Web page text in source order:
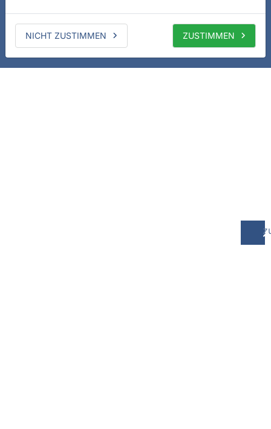
NICHT ZUSTIMMEN ZUSTIMMEN